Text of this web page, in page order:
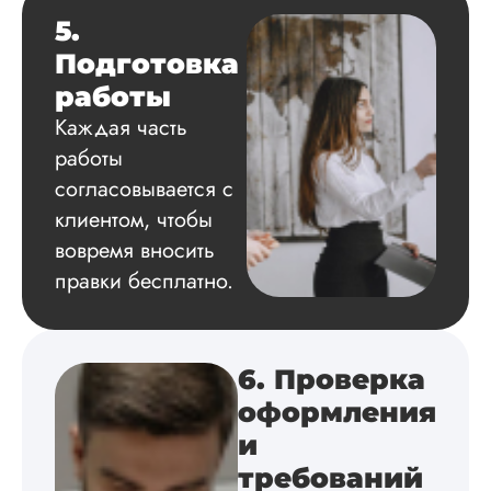
Дата:
2024-04-29
Магистерскую
диссертацию по
философии
на твердую 5.
Грамотно
структуру, список
литературы,
приложения,
поставили ссылки
все
литературные
Уникальность
на одном дыхании.
Евгений
5.
Подготовка
работы
Каждая часть
работы
согласовывается с
клиентом, чтобы
вовремя вносить
правки бесплатно.
6. Проверка
оформления
и
требований